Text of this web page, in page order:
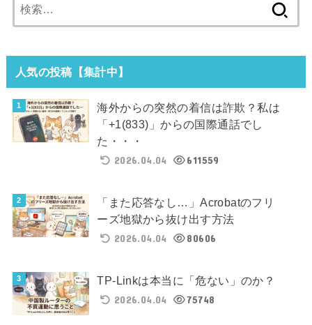
索:
人気の投稿【集計中】
海外からの突然の着信は詐欺？私は
「+1(833)」からの国際通話でし
た・・・
2026.04.04
611559
「また応答なし…」Acrobatのフリ
ーズ地獄から抜け出す方法
2026.04.04
80606
TP-Linkは本当に「危ない」のか？
2026.04.04
75748